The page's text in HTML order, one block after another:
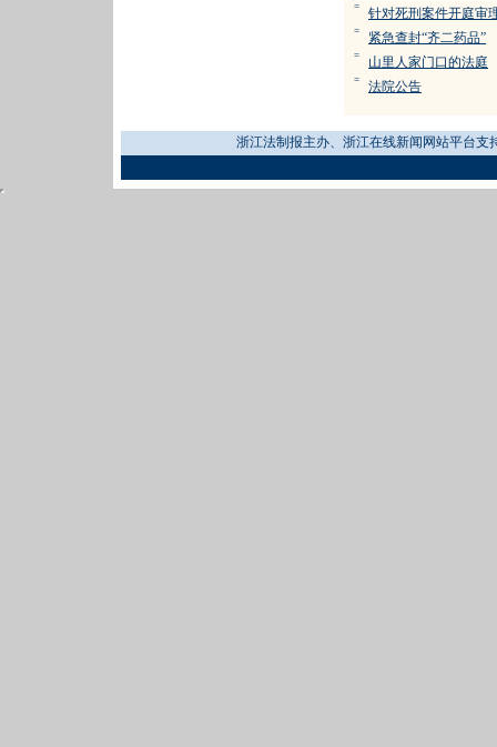
= 针对死刑案件开庭审
= 紧急查封“齐二药品”
= 山里人家门口的法庭
= 法院公告
浙江法制报主办、浙江在线新闻网站平台